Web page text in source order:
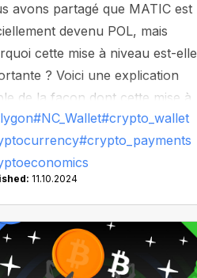
avons partagé que MATIC est
devenu POL, mais
cette mise à niveau est-elle
? Voici une explication
de la façon dont cette mise à
vous affecte en tant
— et pourquoi POL
bien devenir votre jeton
#NC_Wallet#crypto_wallet
#crypto_payments
11.10.2024